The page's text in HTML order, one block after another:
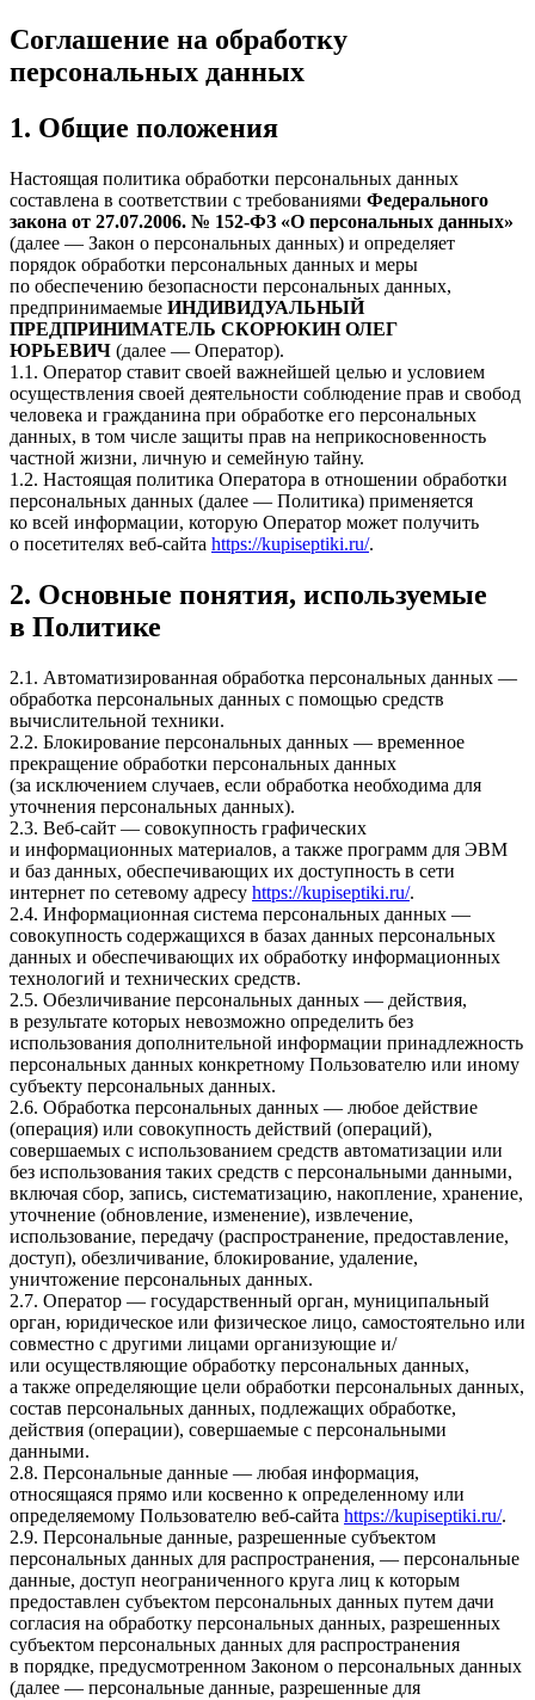
Соглашение на обработку
персональных данных
1. Общие положения
Настоящая политика обработки персональных данных
составлена в соответствии с требованиями Федерального
закона от 27.07.2006. № 152-ФЗ «О персональных данных»
(далее — Закон о персональных данных) и определяет
порядок обработки персональных данных и меры
по обеспечению безопасности персональных данных,
предпринимаемые ИНДИВИДУАЛЬНЫЙ
ПРЕДПРИНИМАТЕЛЬ СКОРЮКИН ОЛЕГ
ЮРЬЕВИЧ (далее — Оператор).
1.1. Оператор ставит своей важнейшей целью и условием
осуществления своей деятельности соблюдение прав и свобод
человека и гражданина при обработке его персональных
данных, в том числе защиты прав на неприкосновенность
частной жизни, личную и семейную тайну.
1.2. Настоящая политика Оператора в отношении обработки
персональных данных (далее — Политика) применяется
ко всей информации, которую Оператор может получить
о посетителях веб-сайта https://kupiseptiki.ru/.
2. Основные понятия, используемые
в Политике
2.1. Автоматизированная обработка персональных данных —
обработка персональных данных с помощью средств
вычислительной техники.
2.2. Блокирование персональных данных — временное
прекращение обработки персональных данных
(за исключением случаев, если обработка необходима для
уточнения персональных данных).
2.3. Веб-сайт — совокупность графических
и информационных материалов, а также программ для ЭВМ
и баз данных, обеспечивающих их доступность в сети
интернет по сетевому адресу https://kupiseptiki.ru/.
2.4. Информационная система персональных данных —
совокупность содержащихся в базах данных персональных
данных и обеспечивающих их обработку информационных
технологий и технических средств.
2.5. Обезличивание персональных данных — действия,
в результате которых невозможно определить без
использования дополнительной информации принадлежность
персональных данных конкретному Пользователю или иному
субъекту персональных данных.
2.6. Обработка персональных данных — любое действие
(операция) или совокупность действий (операций),
совершаемых с использованием средств автоматизации или
без использования таких средств с персональными данными,
включая сбор, запись, систематизацию, накопление, хранение,
уточнение (обновление, изменение), извлечение,
использование, передачу (распространение, предоставление,
доступ), обезличивание, блокирование, удаление,
уничтожение персональных данных.
2.7. Оператор — государственный орган, муниципальный
орган, юридическое или физическое лицо, самостоятельно или
совместно с другими лицами организующие и/
или осуществляющие обработку персональных данных,
а также определяющие цели обработки персональных данных,
состав персональных данных, подлежащих обработке,
действия (операции), совершаемые с персональными
данными.
2.8. Персональные данные — любая информация,
относящаяся прямо или косвенно к определенному или
определяемому Пользователю веб-сайта https://kupiseptiki.ru/.
2.9. Персональные данные, разрешенные субъектом
персональных данных для распространения, — персональные
данные, доступ неограниченного круга лиц к которым
предоставлен субъектом персональных данных путем дачи
согласия на обработку персональных данных, разрешенных
субъектом персональных данных для распространения
в порядке, предусмотренном Законом о персональных данных
(далее — персональные данные, разрешенные для